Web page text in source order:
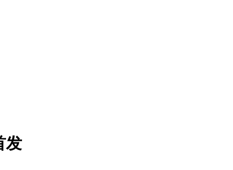
发